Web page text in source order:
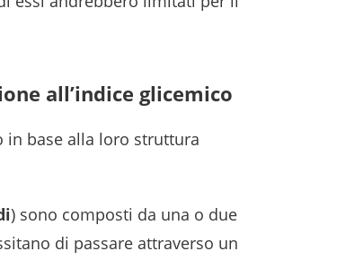
all’indice glicemico
in base alla loro struttura
) sono composti da una o due
di passare attraverso un